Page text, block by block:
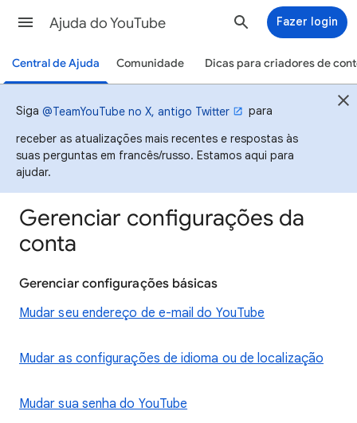
Ajuda do YouTube Fazer login
Central de Ajuda Comunidade Dicas para criadores de
Siga @TeamYouTube no X, antigo Twitter
para
receber as atualizações mais recentes e respostas às
suas perguntas em francês/russo. Estamos aqui para
ajudar.
Gerenciar configurações da
conta
Gerenciar configurações básicas
Mudar seu endereço de e-mail do YouTube
Mudar as configurações de idioma ou de localização
Mudar sua senha do YouTube